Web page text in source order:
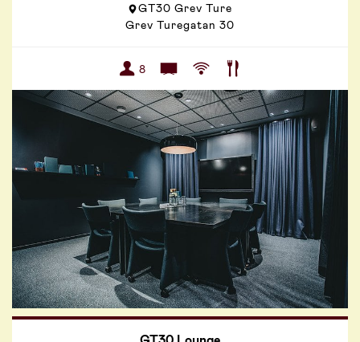
GT30 Grev Ture
Grev Turegatan 30
8